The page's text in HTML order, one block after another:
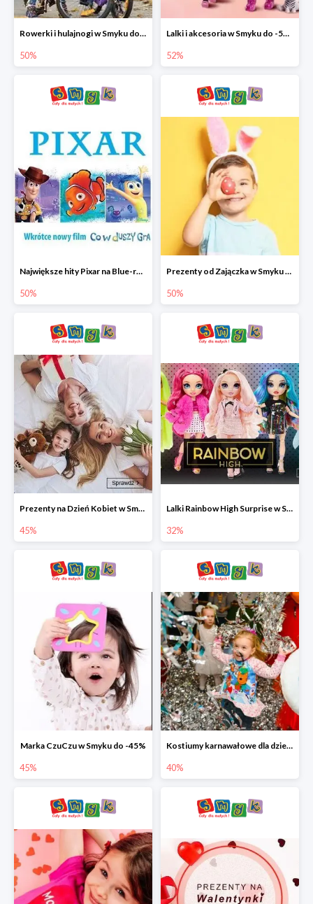
Rowerki i hulajnogi w Smyku do -50%
50%
Lalki i akcesoria w Smyku do -52%
52%
Największe hity Pixar na Blue-rey i DVD w Smyku - drugi film -50%
50%
Prezenty od Zajączka w Smyku do -50%
50%
Prezenty na Dzień Kobiet w Smyku do -45%
45%
Lalki Rainbow High Surprise w Smyku do -35%
32%
Marka CzuCzu w Smyku do -45%
45%
Kostiumy karnawałowe dla dzieci w Smyku do -40%
40%